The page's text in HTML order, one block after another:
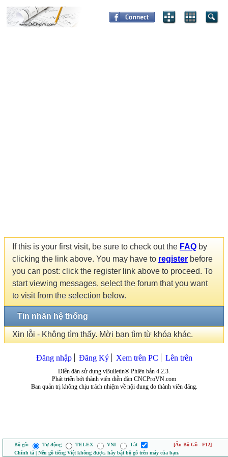
If this is your first visit, be sure to check out the FAQ by
clicking the link above. You may have to register before
you can post: click the register link above to proceed. To
start viewing messages, select the forum that you want
to visit from the selection below.
Tin nhắn hệ thống
Xin lỗi - Không tìm thấy. Mời bạn tìm từ khóa khác.
Đăng nhập Đăng Ký Xem trên PC Lên trên
Diễn đàn sử dụng vBulletin® Phiên bản 4.2.3.
Phát triển bởi thành viên diễn đàn CNCProVN.com
Ban quản trị không chịu trách nhiệm về nội dung do thành viên đăng.
Bộ gõ: Tự động TELEX VNI Tắt
[Ẩn Bộ Gõ - F12]
Chính tả | Nếu gõ tiếng Việt không được, hãy bật bộ gõ trên máy của bạn.